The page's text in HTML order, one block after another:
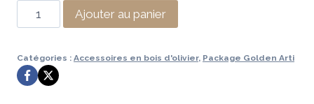
quantité
de
marbre
+
Ajouter au panier
Catégories : Accessoires en bois d'olivier, Package Golden Arti